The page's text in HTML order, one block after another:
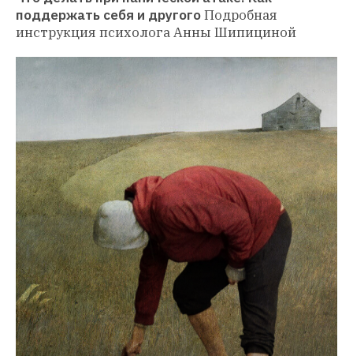
поддержать себя и другогоПодробная
инструкция психолога Анны Шипициной